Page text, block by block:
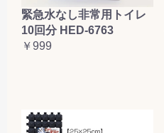
緊急水なし非常用トイレ
10回分 HED-6763
￥999